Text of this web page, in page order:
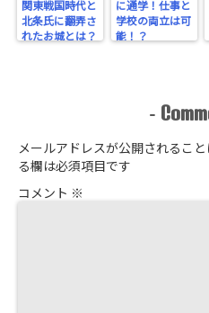
関東戦国時代と
北条氏に翻弄さ
れたお城とは？
に通学！仕事と
学校の両立は可
能！？
-
メールアドレスが公開されること
る欄は必須項目です
コメント ※